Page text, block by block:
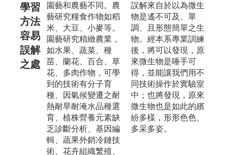
學習
方法
容易
誤解
之處
園藝和農藝不同。農
藝研究糧食作物如稻
米、大豆、小麥等。
園藝研究精緻農業，
如水果、蔬菜、種
苗、蘭花、百合、草
花、多肉作物，可學
到的技術有分子育
種、因氣候變遷之耐
熱耐旱耐淹水品種選
育、植株營養元素缺
乏診斷分析、基因編
輯、蔬果外銷冷鏈技
術、花卉組織繁殖、
誤解來自於以為微生
物是遙不可及、單
調、且形態簡單之生
物。經本系專業訓練
後，將可以發現，原
來微生物是唾手可
得，並能讓我們用不
同技術操作於實驗室
中；也將發現，原來
微生物也是如此的繽
紛多樣，形形色色、
多采多姿。